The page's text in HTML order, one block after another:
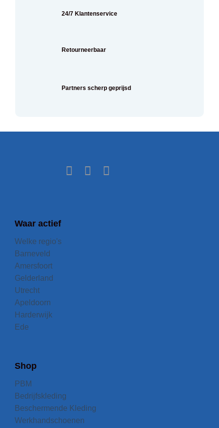
24/7 Klantenservice
Retourneerbaar
Partners scherp geprijsd
Waar actief
Welke regio's
Barneveld
Amersfoort
Gelderland
Utrecht
Apeldoorn
Harderwijk
Ede
Shop
PBM
Bedrijfskleding
Beschermende Kleding
Werkhandschoenen